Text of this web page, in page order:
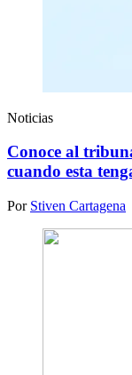
Noticias
Conoce al
cuando esta
Por Stiven Cartagena